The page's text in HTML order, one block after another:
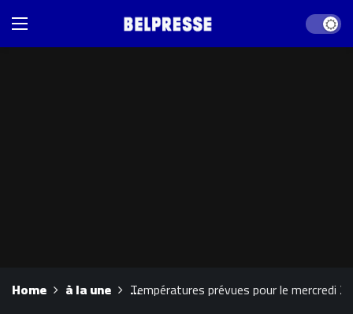
Dark
Home à la une Températures prévues pour le mercredi